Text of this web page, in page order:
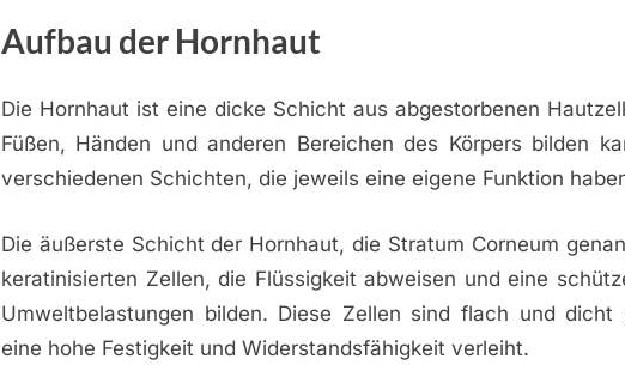
Aufbau der Hornhaut
Die Hornhaut ist eine dicke Schicht aus abgestorbenen
Füßen, Händen und anderen Bereichen des Körpers bilden
verschiedenen Schichten, die jeweils eine eigene Funktion
Die äußerste Schicht der Hornhaut, die Stratum Corneum
keratinisierten Zellen, die Flüssigkeit abweisen und eine
Umweltbelastungen bilden. Diese Zellen sind flach und dicht
eine hohe Festigkeit und Widerstandsfähigkeit verleiht.